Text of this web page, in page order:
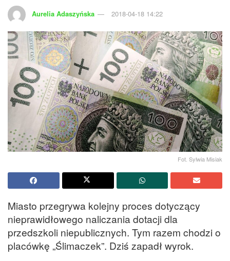
Aurelia Adaszyńska 2018-04-18 14:22
Fot. Sylwia Misiak
Miasto przegrywa kolejny proces dotyczący
nieprawidłowego naliczania dotacji dla
przedszkoli niepublicznych. Tym razem chodzi o
placówkę „Ślimaczek”. Dziś zapadł wyrok.